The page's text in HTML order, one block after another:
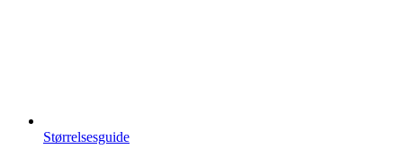
Størrelsesguide